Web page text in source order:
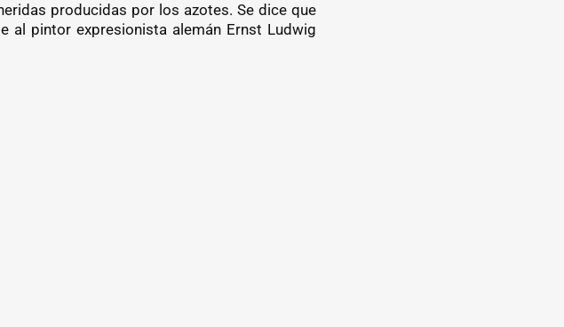
producidas por los azotes. Se dice que
al pintor expresionista alemán Ernst Ludwig